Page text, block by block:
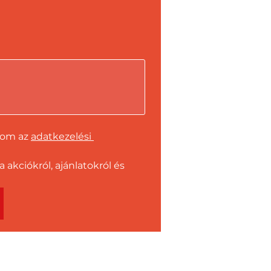
az adatkezelési
akciókról, ajánlatokról és